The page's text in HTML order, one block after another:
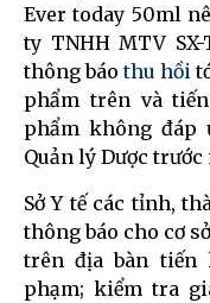
Ever today 50ml
ty TNHH MTV
thông báothu hồi
phẩm trên và
phẩm không đáp
Quản lý Dược trước
Sở Y tế các tỉnh,
thông báo cho cơ
trên địa bàn
phạm; kiểm tra